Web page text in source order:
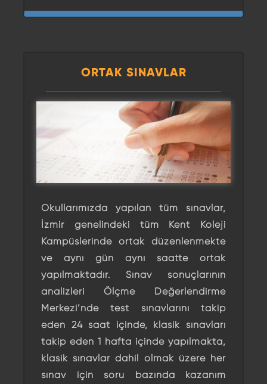
ORTAK SINAVLAR
Okullarımızda yapılan tüm sınavlar,
İzmir genelindeki tüm Kent Koleji
Kampüslerinde ortak düzenlenmekte
ve aynı gün aynı saatte ortak
yapılmaktadır. Sınav sonuçlarının
analizleri Ölçme Değerlendirme
Merkezi’nde test sınavlarını takip
eden 24 saat içinde, klasik sınavları
takip eden 1 hafta içinde yapılmakta,
klasik sınavlar dahil olmak üzere her
sınav için soru bazında kazanım